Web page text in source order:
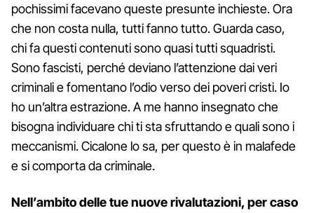
pochissimi facevano queste presunte inchieste. Ora
che non costa nulla, tutti fanno tutto. Guarda caso,
chi fa questi contenuti sono quasi tutti squadristi.
Sono fascisti, perché deviano l’attenzione dai veri
criminali e fomentano l’odio verso dei poveri cristi. Io
ho un’altra estrazione. A me hanno insegnato che
bisogna individuare chi ti sta sfruttando e quali sono i
meccanismi. Cicalone lo sa, per questo è in malafede
e si comporta da criminale.
Nell’ambito delle tue nuove rivalutazioni, per caso